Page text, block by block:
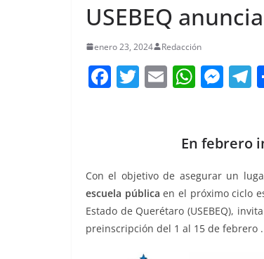
USEBEQ
enero 23, 2024 Redacción
F
a
b
o
o
k
T
w
E
m
W
h
s
A
p
p
M
e
e
n
g
er
T
a
En febrero
Con el objetivo de asegurar un
escuela pública en el próximo ciclo
Estado de Querétaro (USEBEQ),
preinscripción del 1 al 15 de febrero .